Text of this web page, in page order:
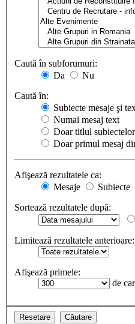
Caută în subforumuri:
Da
Nu
Caută în:
Subiecte mesaje şi
Numai mesaj text
Doar titlul subiectelor
Doar primul mesaj
Afişează rezultatele ca:
Mesaje
Subiecte
Sortează rezultatele după:
Limitează rezultatele anterioare:
Afişează primele:
de